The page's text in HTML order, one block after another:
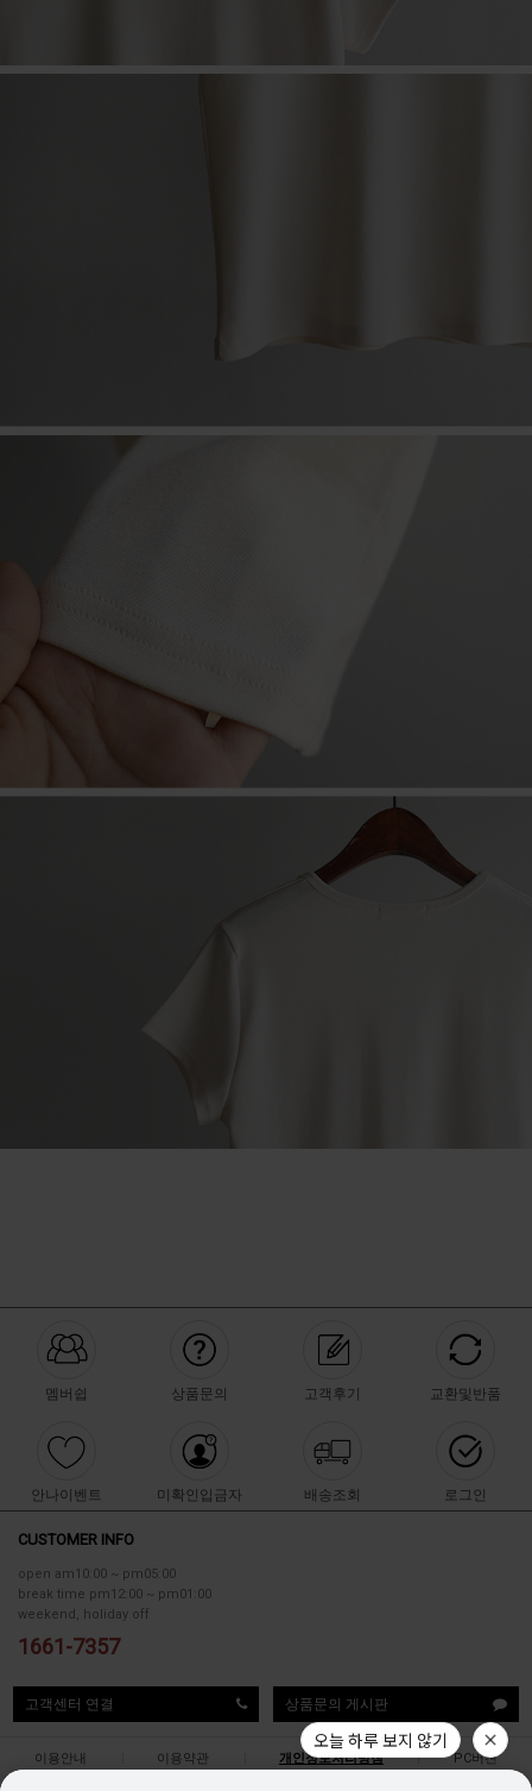
멤버쉽 상품문의 고객후기 교환및반품
안나이벤트 미확인입금자 배송조회 로그인
CUSTOMER INFO
open am10:00 ~ pm05:00
break time pm12:00 ~ pm01:00
weekend, holiday off
1661-7357
고객센터 연결 상품문의 게시판
이용안내 이용약관 개인정보처리방침 | PC버젼